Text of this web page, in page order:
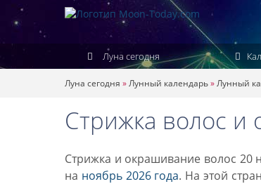
Луна сегодня
Луна сегодня »Лунный календарь»Лунный
Стрижка волос и
Стрижка и окрашивание волос 20
на ноябрь 2026 года. На этой